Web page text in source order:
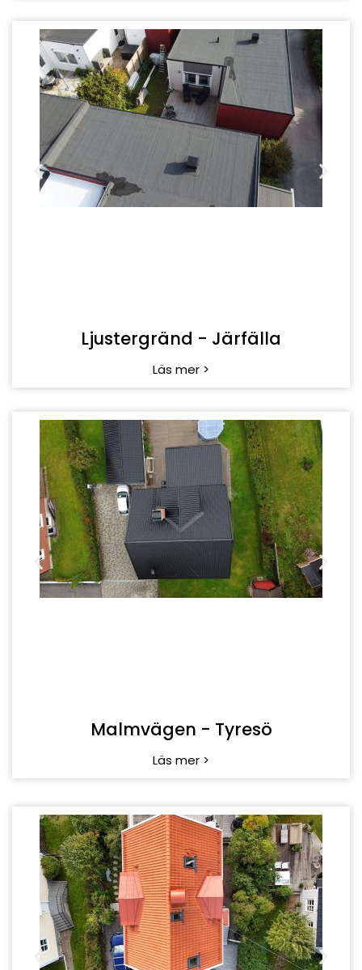
Ljustergränd - Järfälla
Läs mer >
Malmvägen - Tyresö
Läs mer >
Åsbacken - Bromma
Läs mer >